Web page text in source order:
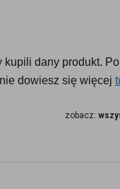
kupili dany produkt. Po
dowiesz się więcej
zobacz: